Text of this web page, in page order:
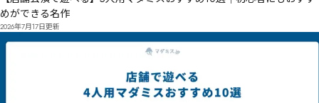
めができる名作
2026年7月17日更新